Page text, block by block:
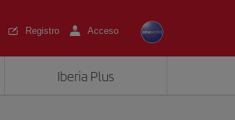
Registro Acceso
Iberia Plus